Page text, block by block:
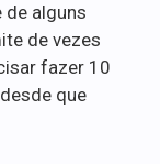
de alguns
de vezes
fazer 10
que